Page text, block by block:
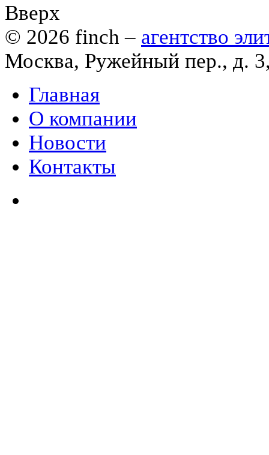
Вверх
© 2026 finch – агентство
Москва, Ружейный пер., д.
Главная
О компании
Новости
Контакты